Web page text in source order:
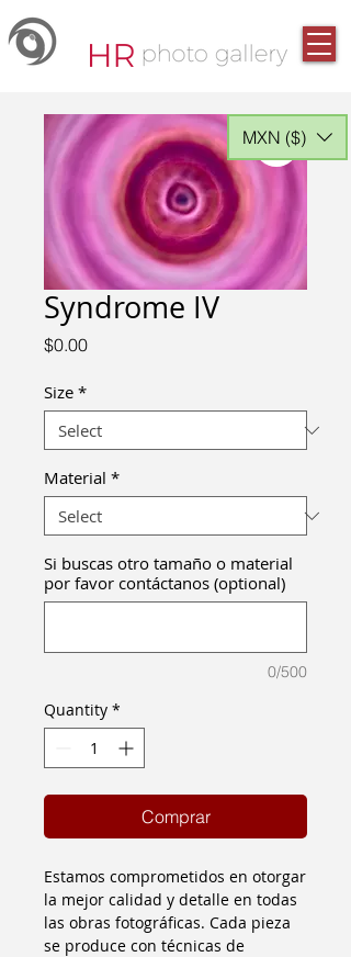
Syndrome IV
$0.00Price
Size *
Material *
Si buscas otro tamaño o material
por favor contáctanos (optional)
0/500
Quantity *
Comprar
Estamos comprometidos en otorgar
la mejor calidad y detalle en todas
las obras fotográficas. Cada pieza
se produce con técnicas de
MXN ($)